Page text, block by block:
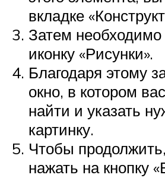
вкладке
Затем необходимо
иконку «Рисунки».
Благодаря этому
окно, в котором
найти и указать
картинку.
Чтобы
нажать на кнопку